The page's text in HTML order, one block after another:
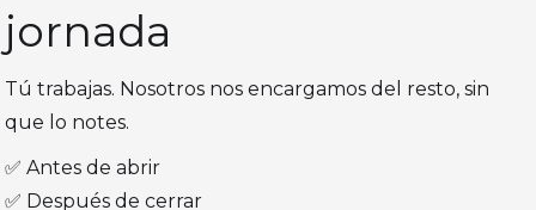
jornada
Tú trabajas. Nosotros nos encargamos del resto, sin
que lo notes.
✅ Antes de abrir
✅ Después de cerrar